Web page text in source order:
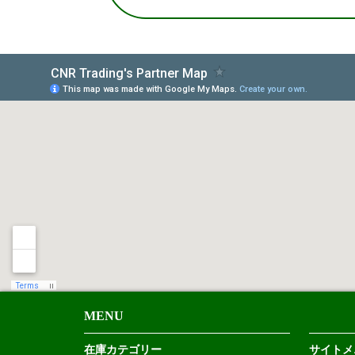
MENU
在庫カテゴリー サイト